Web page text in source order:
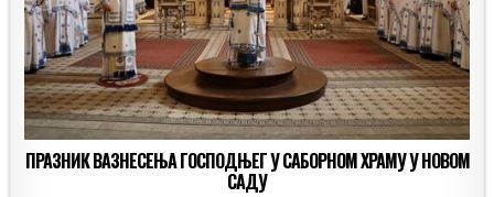
ПРАЗНИК ВАЗНЕСЕЊА ГОСПОДЊЕГ У САБОРНОМ ХРАМУ У НОВОМ
САДУ